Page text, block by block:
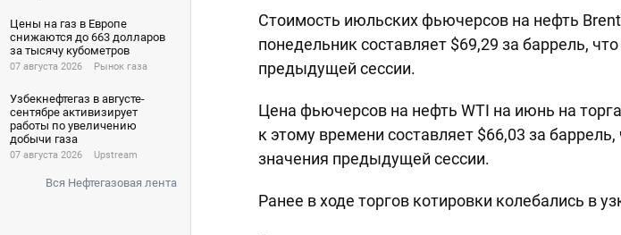
Цены на газ в Европе
снижаются до 663 долларов
за тысячу кубометров
07 августа 2026 Рынок газа
Узбекнефтегаз в августе-
сентябре активизирует
работы по увеличению
добычи газа
07 августа 2026 Upstream
Вся Нефтегазовая лента
Стоимость июльских фьючерсов на нефть
понедельник составляет $69,29 за баррель,
предыдущей сессии.
Цена фьючерсов на нефть WTI на июнь на
к этому времени составляет $66,03 за
значения предыдущей сессии.
Ранее в ходе торгов котировки колебались в